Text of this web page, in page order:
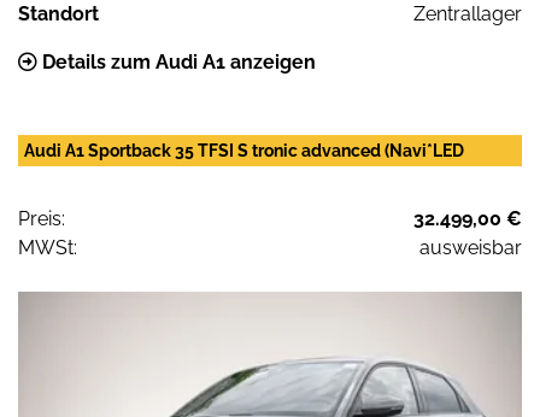
Standort Zentrallager
Details zum Audi A1 anzeigen
Audi A1 Sportback 35 TFSI S tronic advanced (Navi*LED
Preis:
32.499,00 €
MWSt:
ausweisbar